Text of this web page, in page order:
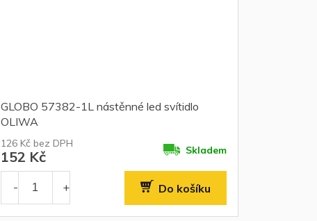
GLOBO 57382-1L nástěnné led svítidlo
OLIWA
126 Kč bez DPH
152 Kč Skladem
Do košíku